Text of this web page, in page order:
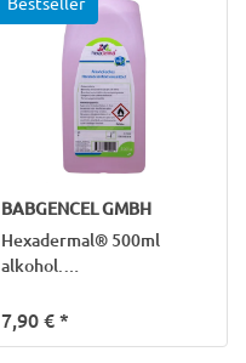
BABGENCEL GMBH
Hexadermal® 500ml
alkohol.
7,90 €*